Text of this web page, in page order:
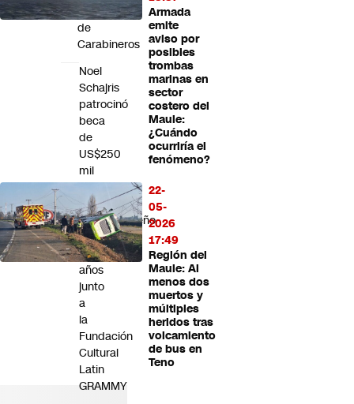
Armada
emite
aviso por
posibles
trombas
marinas en
sector
costero del
Maule:
¿Cuándo
ocurriría el
fenómeno?
22-
05-
2026
17:49
Región del
Maule: Al
menos dos
muertos y
múltiples
heridos tras
volcamiento
de bus en
Teno
operativo
de
Carabineros
Noel
Schajris
patrocinó
beca
de
US$250
mil
para
violinista
puertorriqueño
de
17
años
junto
a
la
Fundación
Cultural
Latin
GRAMMY